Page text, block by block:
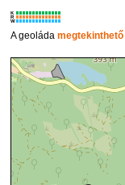
K
R
W
A geoládamegtekinthető